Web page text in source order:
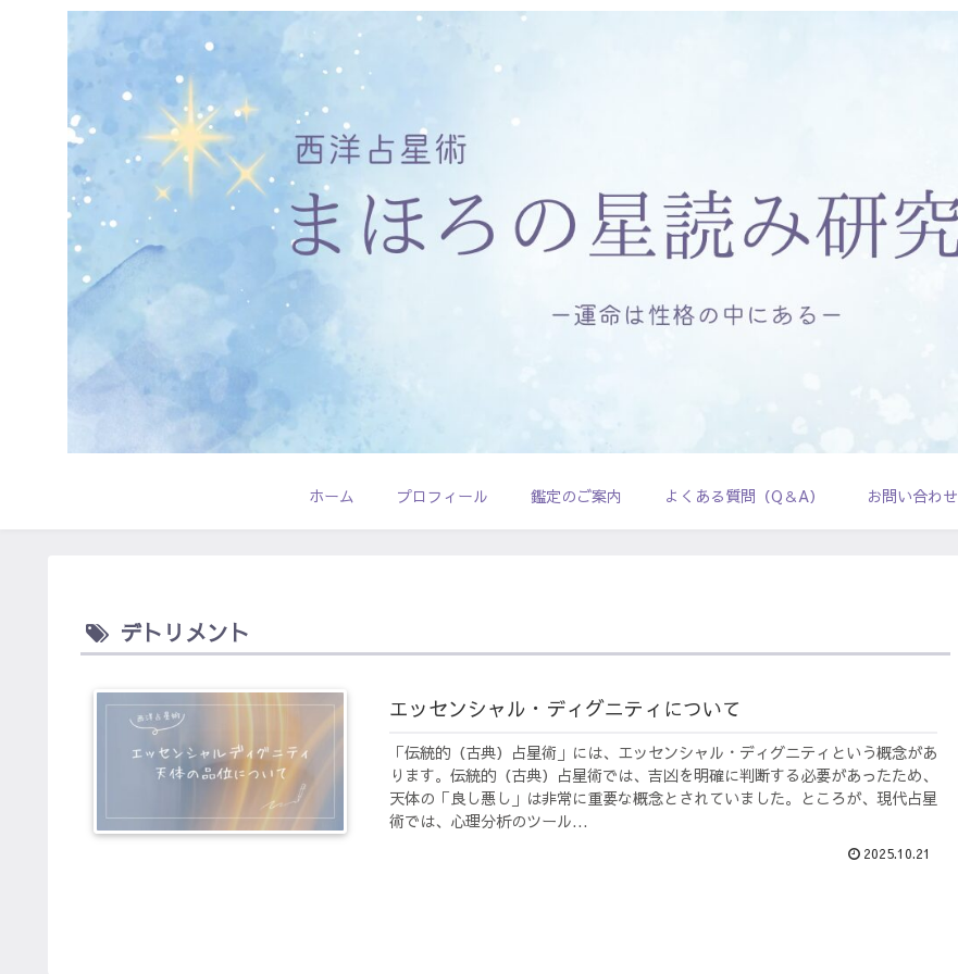
ホーム プロフィール 鑑定のご案内 よくある質問（Q＆A） お問い合わせ
デトリメント
エッセンシャル・ディグニティについて
「伝統的（古典）占星術」には、エッセンシャル・ディグニティという概念があ
ります。伝統的（古典）占星術では、吉凶を明確に判断する必要があったため、
天体の「良し悪し」は非常に重要な概念とされていました。ところが、現代占星
術では、心理分析のツール...
2025.10.21